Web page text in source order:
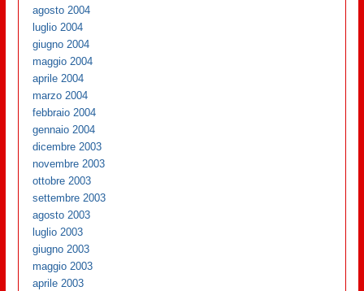
agosto 2004
luglio 2004
giugno 2004
maggio 2004
aprile 2004
marzo 2004
febbraio 2004
gennaio 2004
dicembre 2003
novembre 2003
ottobre 2003
settembre 2003
agosto 2003
luglio 2003
giugno 2003
maggio 2003
aprile 2003